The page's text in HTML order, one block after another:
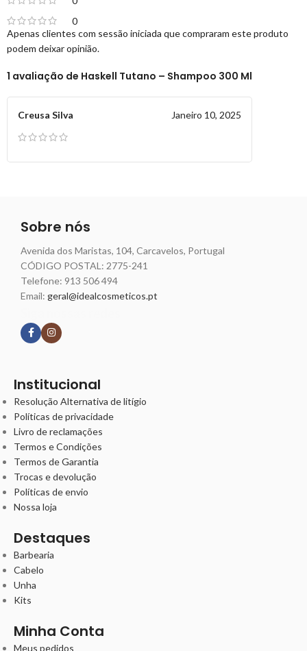
0
1 avaliação de Haskell Tutano – Shampoo 300 Ml
Creusa Silva Janeiro 10, 2025
Apenas clientes com sessão iniciada que compraram este produto
podem deixar opinião.
Sobre nós
Avenida dos Maristas, 104, Carcavelos, Portugal
CÓDIGO POSTAL: 2775-241
Telefone: 913 506 494
Email: geral@idealcosmeticos.pt
Institucional
Resolução Alternativa de litígio
Políticas de privacidade
Livro de reclamações
Termos e Condições
Termos de Garantia
Trocas e devolução
Políticas de envio
Nossa loja
Destaques
Barbearia
Cabelo
Unha
Kits
Minha Conta
Meus pedidos